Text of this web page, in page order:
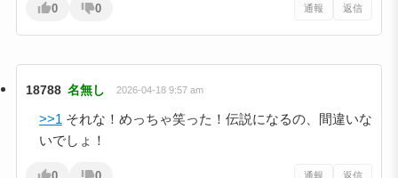
0 0 通報 返信
18788 名無し 2026-04-18 9:57 am
>>1 それな！めっちゃ笑った！伝説になるの、間違いな
いでしょ！
通報 返信